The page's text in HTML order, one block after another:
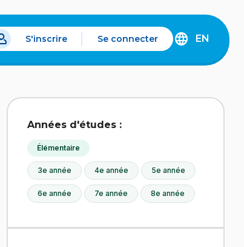
onglet.
S'inscrire Se connecter
DISCOVER
EN
Années d'études :
Élémentaire
3e année 4e année 5e année
6e année 7e année 8e année